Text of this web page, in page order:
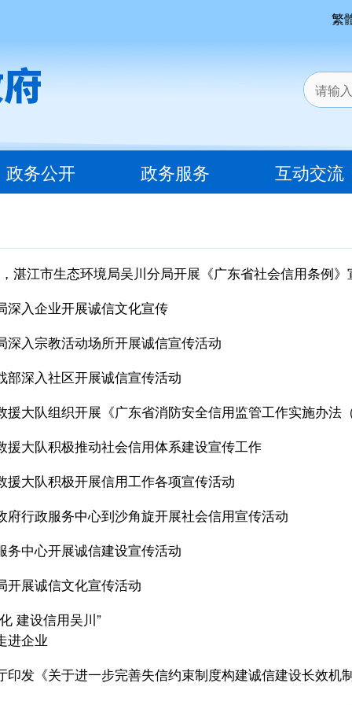
繁
政务公开 政务服务 互动交流
，湛江市生态环境局吴川分局开展《广东省社会信用条例
深入企业开展诚信文化宣传
深入宗教活动场所开展诚信宣传活动
部深入社区开展诚信宣传活动
援大队组织开展《广东省消防安全信用监管工作实施办法
援大队积极推动社会信用体系建设宣传工作
援大队积极开展信用工作各项宣传活动
府行政服务中心到沙角旋开展社会信用宣传活动
务中心开展诚信建设宣传活动
开展诚信文化宣传活动
建设信用吴川”
进企业
印发《关于进一步完善失信约束制度构建诚信建设长效机